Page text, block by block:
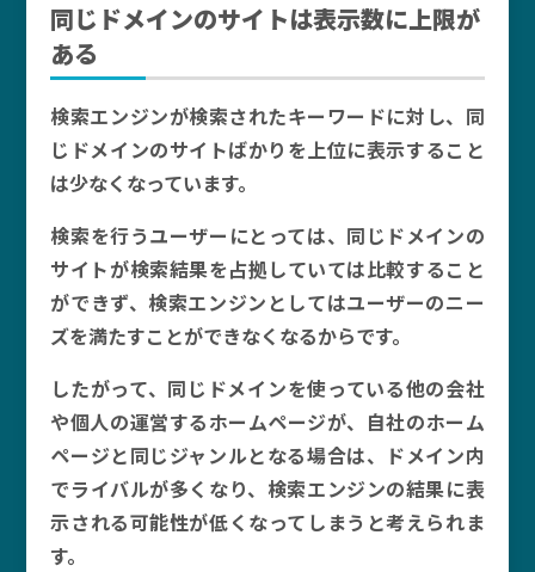
同じドメインのサイトは表示数に上限が
ある
検索エンジンが検索されたキーワードに対し、同
じドメインのサイトばかりを上位に表示すること
は少なくなっています。
検索を行うユーザーにとっては、同じドメインの
サイトが検索結果を占拠していては比較すること
ができず、検索エンジンとしてはユーザーのニー
ズを満たすことができなくなるからです。
したがって、同じドメインを使っている他の会社
や個人の運営するホームページが、自社のホーム
ページと同じジャンルとなる場合は、ドメイン内
でライバルが多くなり、検索エンジンの結果に表
示される可能性が低くなってしまうと考えられま
す。